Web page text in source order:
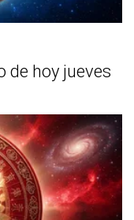
de hoy jueves